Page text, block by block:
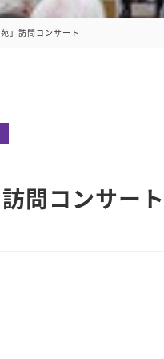
苑」訪問コンサート
訪問コンサート